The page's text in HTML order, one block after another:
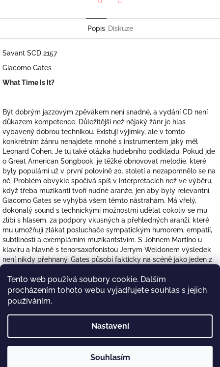
Tento web používá soubory cookie. Dalším
procházením tohoto webu vyjadřujete souhlas s jejich
používáním.
Nastavení
Souhlasím
Popis Diskuze
Savant SCD 2157
Giacomo Gates
What Time Is It?
Být dobrým jazzovým zpěvákem není snadné, a vydání CD není
důkazem kompetence. Důležitější než nějaký žánr je hlas
vybavený dobrou technikou. Existují výjimky, ale v tomto
konkrétním žánru nenajdete mnohé s instrumentem jaký měl
Leonard Cohen. Je tu také otázka hudebního podkladu. Pokud jde
o Great American Songbook, je těžké obnovovat melodie, které
byly populární už v první polovině 20. století a nezapomnělo se na
ně. Problém obvykle spočívá spíš v interpretacích než ve výběru,
když třeba muzikanti tvoří nudné aranže, jen aby byly relevantní.
Giacomo Gates se vyhýbá všem těmto nástrahám. Má vřelý,
dokonalý sound s technickými možnostmi udělat cokoliv se mu
zlíbí s hlasem, za podpory vkusných a přehledných aranží, které
mu umožňují zlákat posluchače sympatickým humorem, empatií,
subtilností a exemplárním muzikantstvím. S Johnem Martino u
klavíru a hlavně s tenorsaxofonistou Jerrym Weldonem výsledek
není nikdy přehnaný, Gates působí fakticky na scéně jako jeden z
náznakový styl přednesu songů jako „On a Misty Night”, „I Didn't
Know What Time It Was” a „A Few Bucks Ahead” mu pomohl
zajistit místo mezi dnešními špičkovými vokalisty.